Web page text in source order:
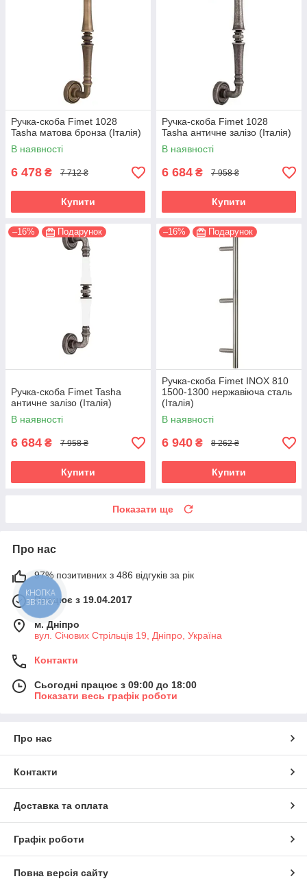
Ручка-скоба Fimet 1028
Tasha матова бронза (Італія)
В наявності
6 478 ₴ 7 712 ₴
Купити
Ручка-скоба Fimet 1028
Tasha античне залізо (Італія)
В наявності
6 684 ₴ 7 958 ₴
Купити
–16% Подарунок
Ручка-скоба Fimet Tasha
античне залізо (Італія)
В наявності
6 684 ₴ 7 958 ₴
Купити
–16% Подарунок
Ручка-скоба Fimet INOX 810
1500-1300 нержавіюча сталь
(Італія)
В наявності
6 940 ₴ 8 262 ₴
Купити
Показати ще
Про нас
97% позитивних з 486 відгуків за рік
Працює з 19.04.2017
м. Дніпро
вул. Січових Стрільців 19, Дніпро, Україна
Контакти
Сьогодні працює з 09:00 до 18:00
Показати весь графік роботи
Про нас
Контакти
Доставка та оплата
Графік роботи
Повна версія сайту
КНОПКА
ЗВ'ЯЗКУ